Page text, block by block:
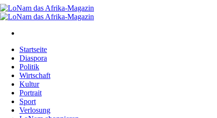
Startseite
Diaspora
Politik
Wirtschaft
Kultur
Portrait
Sport
Verlosung